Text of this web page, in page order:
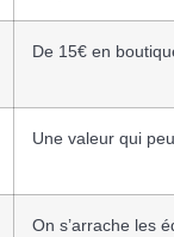
De 15€ en
Une valeur qui
On s’arrache les